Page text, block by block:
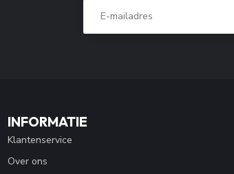
INFORMATIE
Klantenservice
Over ons